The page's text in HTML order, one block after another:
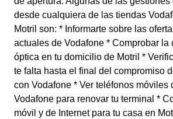
desde cualquiera de las tiendas
Motril son: * Informarte sobre las
actuales de Vodafone * Comprobar la
óptica en tu domicilio de Motril *
te falta hasta el final del compromiso
con Vodafone * Ver teléfonos móviles
Vodafone para renovar tu terminal *
móvil y de Internet para tu casa en